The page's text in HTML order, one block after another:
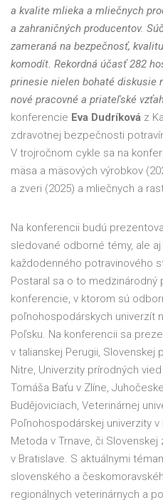
a kvalite mlieka a mliečnych
a zahraničných producentov.
zameraná na bezpečnosť,
komodít. Rekordná účasť 282
prinesie nielen bohaté diskusie
nové pracovné a priateľské
konferencie Eva Dudríková z
zdravotnej bezpečnosti
V trojročnom cykle sa na
mäsa a mäsových výrobkov
a zveri (2025) a mliečnych a
Na konferencii budú
sledované odborné témy, ale
každodenného potravinového
Postaral sa o to medzinárodný
konferencie, v ktorom sú
poľnohospodárskych univerzít
Poľsku. Na konferencii sa
v talianskej Perugii,
Nitre, Univerzity prírodných
Tomáša Baťu v Zlíne,
Budějoviciach, Veterinárnej
Poľnohospodárskej univerzity v
Metoda v Trnave, či
v Bratislave. S aktuálnymi
slovenského a
regionálnych veterinárnych a